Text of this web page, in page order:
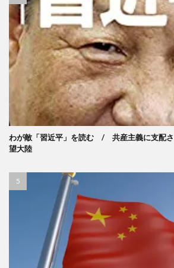
わが敵「習近平」を読む / 共産主義に支配
望大陸